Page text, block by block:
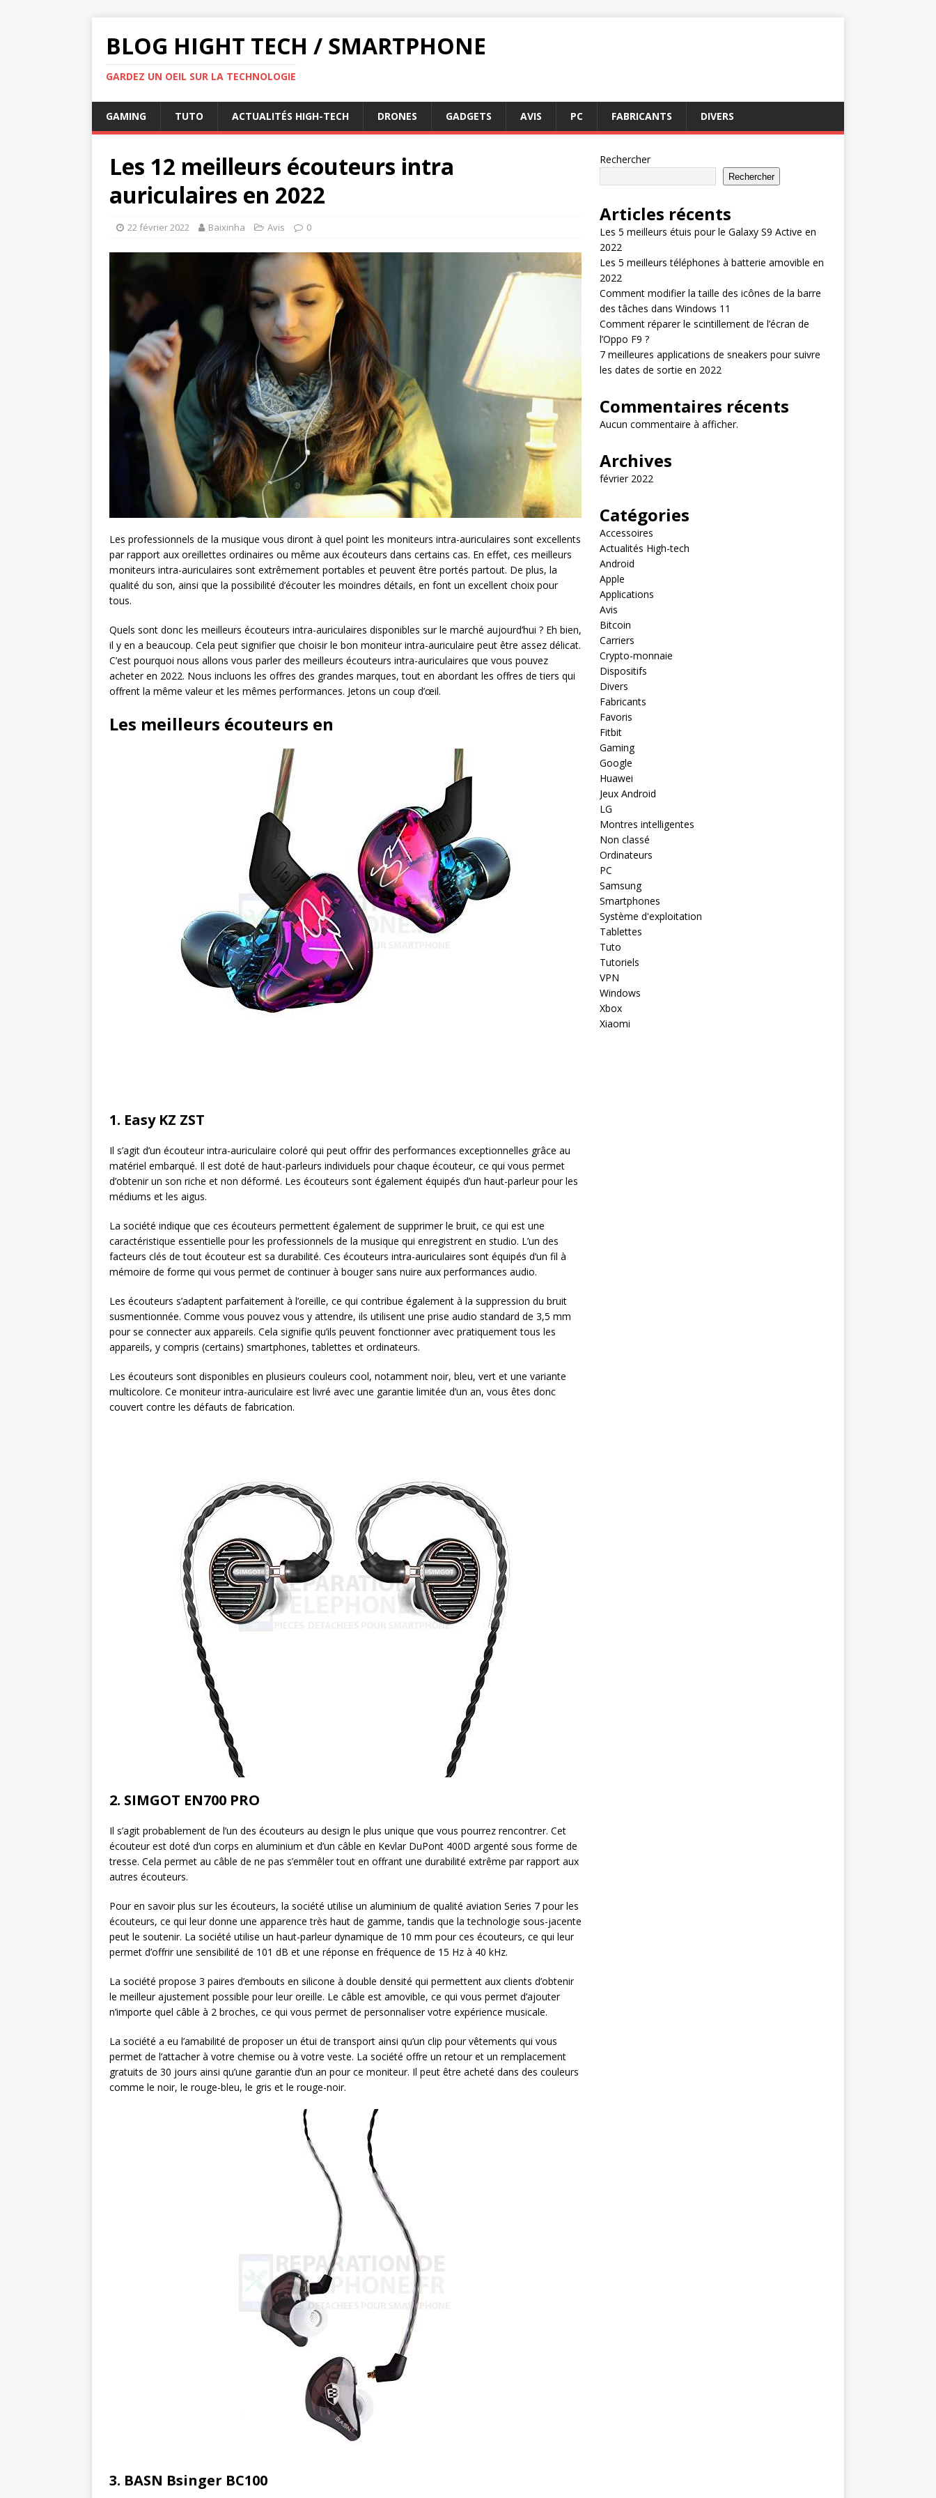
BLOG HIGHT TECH / SMARTPHONE
GARDEZ UN OEIL SUR LA TECHNOLOGIE
GAMING TUTO ACTUALITÉS HIGH-TECH DRONES GADGETS AVIS PC FABRICANTS DIVERS
Les 12 meilleurs écouteurs intra
auriculaires en 2022
22 février 2022 Baixinha Avis 0
Les professionnels de la musique vous diront à quel point les moniteurs intra-auriculaires sont excellents
par rapport aux oreillettes ordinaires ou même aux écouteurs dans certains cas. En effet, ces meilleurs
moniteurs intra-auriculaires sont extrêmement portables et peuvent être portés partout. De plus, la
qualité du son, ainsi que la possibilité d’écouter les moindres détails, en font un excellent choix pour
tous.
Quels sont donc les meilleurs écouteurs intra-auriculaires disponibles sur le marché aujourd’hui ? Eh bien,
il y en a beaucoup. Cela peut signifier que choisir le bon moniteur intra-auriculaire peut être assez délicat.
C’est pourquoi nous allons vous parler des meilleurs écouteurs intra-auriculaires que vous pouvez
acheter en 2022. Nous incluons les offres des grandes marques, tout en abordant les offres de tiers qui
offrent la même valeur et les mêmes performances. Jetons un coup d’œil.
Les meilleurs écouteurs en
1. Easy KZ ZST
Il s’agit d’un écouteur intra-auriculaire coloré qui peut offrir des performances exceptionnelles grâce au
matériel embarqué. Il est doté de haut-parleurs individuels pour chaque écouteur, ce qui vous permet
d’obtenir un son riche et non déformé. Les écouteurs sont également équipés d’un haut-parleur pour les
médiums et les aigus.
La société indique que ces écouteurs permettent également de supprimer le bruit, ce qui est une
caractéristique essentielle pour les professionnels de la musique qui enregistrent en studio. L’un des
facteurs clés de tout écouteur est sa durabilité. Ces écouteurs intra-auriculaires sont équipés d’un fil à
mémoire de forme qui vous permet de continuer à bouger sans nuire aux performances audio.
Les écouteurs s’adaptent parfaitement à l’oreille, ce qui contribue également à la suppression du bruit
susmentionnée. Comme vous pouvez vous y attendre, ils utilisent une prise audio standard de 3,5 mm
pour se connecter aux appareils. Cela signifie qu’ils peuvent fonctionner avec pratiquement tous les
appareils, y compris (certains) smartphones, tablettes et ordinateurs.
Les écouteurs sont disponibles en plusieurs couleurs cool, notamment noir, bleu, vert et une variante
multicolore. Ce moniteur intra-auriculaire est livré avec une garantie limitée d’un an, vous êtes donc
couvert contre les défauts de fabrication.
2. SIMGOT EN700 PRO
Il s’agit probablement de l’un des écouteurs au design le plus unique que vous pourrez rencontrer. Cet
écouteur est doté d’un corps en aluminium et d’un câble en Kevlar DuPont 400D argenté sous forme de
tresse. Cela permet au câble de ne pas s’emmêler tout en offrant une durabilité extrême par rapport aux
autres écouteurs.
Pour en savoir plus sur les écouteurs, la société utilise un aluminium de qualité aviation Series 7 pour les
écouteurs, ce qui leur donne une apparence très haut de gamme, tandis que la technologie sous-jacente
peut le soutenir. La société utilise un haut-parleur dynamique de 10 mm pour ces écouteurs, ce qui leur
permet d’offrir une sensibilité de 101 dB et une réponse en fréquence de 15 Hz à 40 kHz.
La société propose 3 paires d’embouts en silicone à double densité qui permettent aux clients d’obtenir
le meilleur ajustement possible pour leur oreille. Le câble est amovible, ce qui vous permet d’ajouter
n’importe quel câble à 2 broches, ce qui vous permet de personnaliser votre expérience musicale.
La société a eu l’amabilité de proposer un étui de transport ainsi qu’un clip pour vêtements qui vous
permet de l’attacher à votre chemise ou à votre veste. La société offre un retour et un remplacement
gratuits de 30 jours ainsi qu’une garantie d’un an pour ce moniteur. Il peut être acheté dans des couleurs
comme le noir, le rouge-bleu, le gris et le rouge-noir.
3. BASN Bsinger BC100
Rechercher
Rechercher
Articles récents
Les 5 meilleurs étuis pour le Galaxy S9 Active en
2022
Les 5 meilleurs téléphones à batterie amovible en
2022
Comment modifier la taille des icônes de la barre
des tâches dans Windows 11
Comment réparer le scintillement de l’écran de
l’Oppo F9 ?
7 meilleures applications de sneakers pour suivre
les dates de sortie en 2022
Commentaires récents
Aucun commentaire à afficher.
Archives
février 2022
Catégories
Accessoires
Actualités High-tech
Android
Apple
Applications
Avis
Bitcoin
Carriers
Crypto-monnaie
Dispositifs
Divers
Fabricants
Favoris
Fitbit
Gaming
Google
Huawei
Jeux Android
LG
Montres intelligentes
Non classé
Ordinateurs
PC
Samsung
Smartphones
Système d'exploitation
Tablettes
Tuto
Tutoriels
VPN
Windows
Xbox
Xiaomi